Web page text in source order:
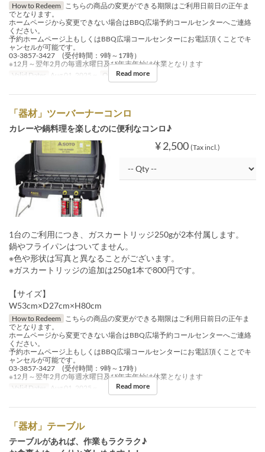
How to Redeem
こちらの商品の変更ができる期限はご利用日前日の正午ま
でとなります。
ホームページから変更できない場合はBBQ広場予約コールセンターへご連絡
ください。
予約ホームページ上もしくはBBQ広場コールセンターにお電話頂くことでキ
ャンセルが可能です。
03-3857-3427 (受付時間：9時～17時）
※12月～翌年2月の毎週水曜日及び年末年始は休業となります
Valid Dates
Aug 01, 2025 ~ Order Limit ~ 5
Read more
「器材」ツーバーナーコンロ
カレーや鍋料理を楽しむのに便利なコンロ♪
¥ 2,500 (Tax incl.)
1台のご利用につき、ガスカートリッジ250gが2本付属します。
鍋やフライパンはついてません。
※色や形状は写真と異なることがございます。
※ガスカートリッジの追加は250g1本で800円です。
【サイズ】
W53cm×D27cm×H80cm
How to Redeem
こちらの商品の変更ができる期限はご利用日前日の正午ま
でとなります。
ホームページから変更できない場合はBBQ広場予約コールセンターへご連絡
ください。
予約ホームページ上もしくはBBQ広場コールセンターにお電話頂くことでキ
ャンセルが可能です。
03-3857-3427 (受付時間：9時～17時）
※12月～翌年2月の毎週水曜日及び年末年始は休業となります
Valid Dates
Aug 01, 2025 ~ Read more
「器材」テーブル
テーブルがあれば、作業もラクラク♪